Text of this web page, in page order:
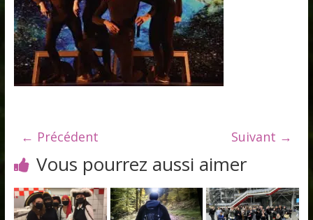
← Précédent Suivant →
Vous pourrez aussi aimer